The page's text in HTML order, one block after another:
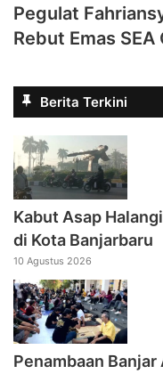
Pegulat
Rebut Emas
Berita Terkini
Kabut Asap
di Kota Banjarbaru
10 Agustus 2026
Penambaan